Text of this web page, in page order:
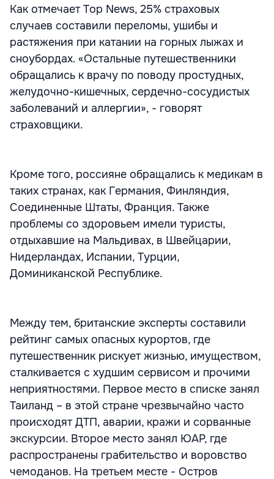
Как отмечает Top News, 25% страховых
случаев составили переломы, ушибы и
растяжения при катании на горных лыжах и
сноубордах. «Остальные путешественники
обращались к врачу по поводу простудных,
желудочно-кишечных, сердечно-сосудистых
заболеваний и аллергии», - говорят
страховщики.
Кроме того, россияне обращались к медикам в
таких странах, как Германия, Финляндия,
Соединенные Штаты, Франция. Также
проблемы со здоровьем имели туристы,
отдыхавшие на Мальдивах, в Швейцарии,
Нидерландах, Испании, Турции,
Доминиканской Республике.
Между тем, британские эксперты составили
рейтинг самых опасных курортов, где
путешественник рискует жизнью, имуществом,
сталкивается с худшим сервисом и прочими
неприятностями. Первое место в списке занял
Таиланд – в этой стране чрезвычайно часто
происходят ДТП, аварии, кражи и сорванные
экскурсии. Второе место занял ЮАР, где
распространены грабительство и воровство
чемоданов. На третьем месте - Остров